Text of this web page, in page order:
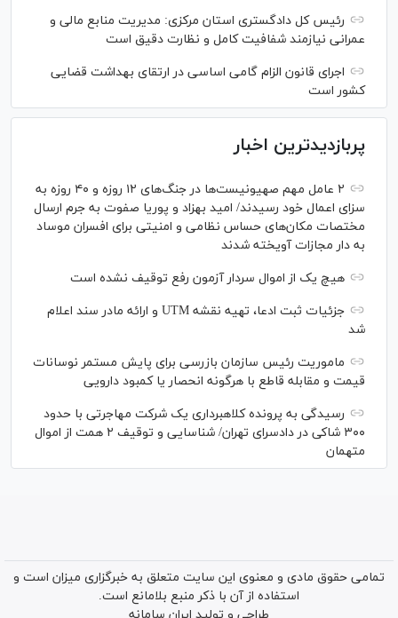
رئیس کل دادگستری استان مرکزی: مدیریت منابع مالی و
عمرانی نیازمند شفافیت کامل و نظارت دقیق است
اجرای قانون الزام گامی اساسی در ارتقای بهداشت قضایی
کشور است
پربازدیدترین اخبار
۲ عامل مهم صهیونیست‌ها در جنگ‌های ۱۲ روزه و ۴۰ روزه به
سزای اعمال خود رسیدند/ امید بهزاد و پوریا صفوت به جرم ارسال
مختصات مکان‌های حساس نظامی و امنیتی برای افسران موساد
به دار مجازات آویخته شدند
هیچ یک از اموال سردار آزمون رفع توقیف نشده است
جزئیات ثبت ادعا، تهیه نقشه UTM و ارائه مادر سند اعلام
شد
ماموریت رئیس سازمان بازرسی برای پایش مستمر نوسانات
قیمت و مقابله قاطع با هرگونه انحصار یا کمبود دارویی
رسیدگی به پرونده کلاهبرداری یک شرکت مهاجرتی با حدود
۳۰۰ شاکی در دادسرای تهران/ شناسایی و توقیف ۲ همت از اموال
متهمان
تمامی حقوق مادی و معنوی این سایت متعلق به خبرگزاری میزان است و
استفاده از آن با ذکر منبع بلامانع است.